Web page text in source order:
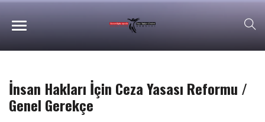
İnsan Hakları İçin Ceza Yasası Reformu /
Genel Gerekçe